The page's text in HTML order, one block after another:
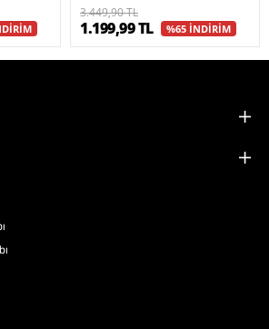
3.449,90 TL
1.199,99 TL %65 İNDİRİM